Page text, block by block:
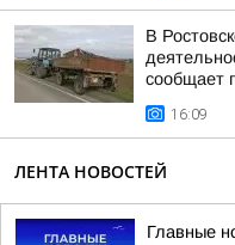
В
сообщает
16:09
ЛЕНТА НОВОСТЕЙ
Главные